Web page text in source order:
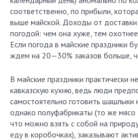
соответственно, по прибыли,
выше майской. Доходы от доставки
погодой: чем она хуже, тем
Если погода в майские праздники
ждем на 20—30% заказов больше,
В майские праздники практически
кавказскую кухню, ведь люди
самостоятельно готовить шашлыки
однако полуфабрикаты (то же
что можно взять с собой на
еду в коробочках), заказывают